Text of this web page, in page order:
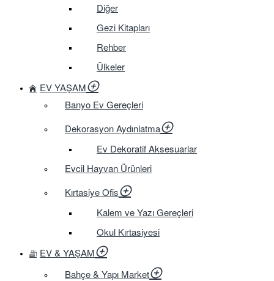
Diğer
Gezi Kitapları
Rehber
Ülkeler
EV YAŞAM
Banyo Ev Gereçleri
Dekorasyon Aydınlatma
Ev Dekoratif Aksesuarlar
Evcil Hayvan Ürünleri
Kırtasiye Ofis
Kalem ve Yazı Gereçleri
Okul Kırtasiyesi
EV & YAŞAM
Bahçe & Yapı Market